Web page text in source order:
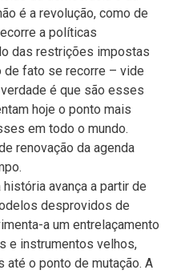
é a revolução, como de
a políticas
das restrições impostas
de fato se recorre – vide
é que são esses
hoje o ponto mais
em todo o mundo.
renovação da agenda
avança a partir de
desprovidos de
a um entrelaçamento
e instrumentos velhos,
o ponto de mutação. A